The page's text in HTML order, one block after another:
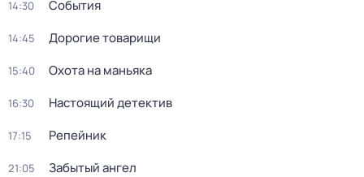
14:30 События
14:45 Дорогие товарищи
15:40 Охота на маньяка
16:30 Настоящий детектив
17:15 Репейник
21:05 Забытый ангел